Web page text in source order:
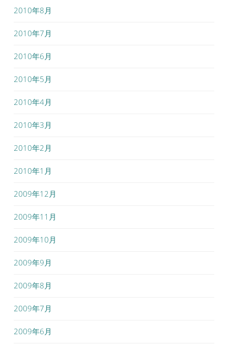
2010年8月
2010年7月
2010年6月
2010年5月
2010年4月
2010年3月
2010年2月
2010年1月
2009年12月
2009年11月
2009年10月
2009年9月
2009年8月
2009年7月
2009年6月